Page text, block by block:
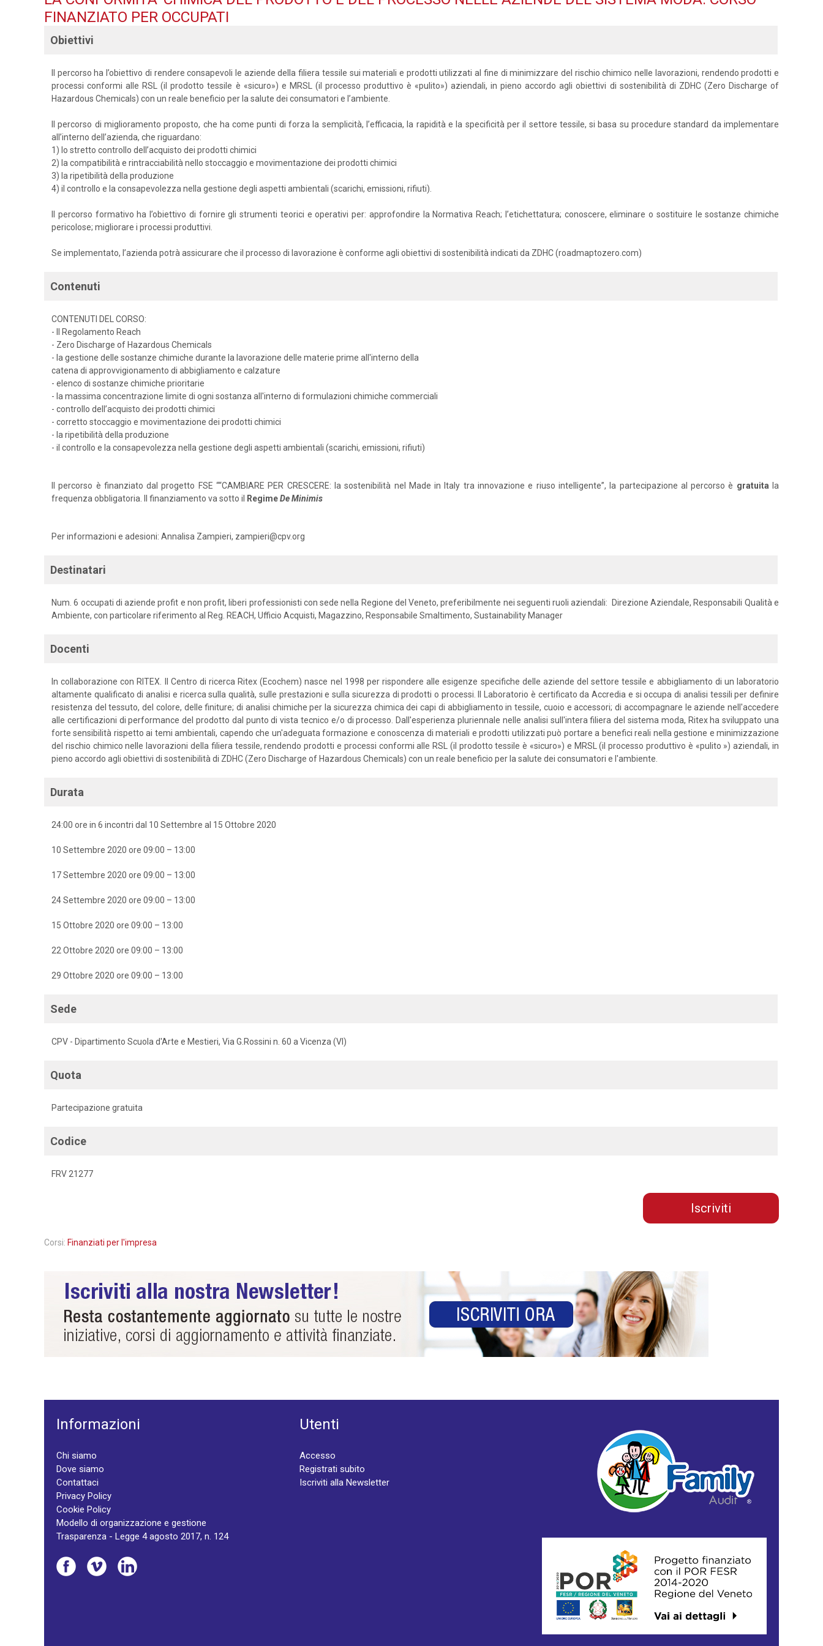
FINANZIATO PER OCCUPATI
Obiettivi
Il percorso ha l’obiettivo di rendere consapevoli le aziende della filiera tessile sui materiali e prodotti utilizzati al fine di minimizzare del rischio chimico nelle lavorazioni, rendendo prodotti e
processi conformi alle RSL (il prodotto tessile è «sicuro») e MRSL (il processo produttivo è «pulito») aziendali, in pieno accordo agli obiettivi di sostenibilità di ZDHC (Zero Discharge of
Hazardous Chemicals) con un reale beneficio per la salute dei consumatori e l’ambiente.
Il percorso di miglioramento proposto, che ha come punti di forza la semplicità, l’efficacia, la rapidità e la specificità per il settore tessile, si basa su procedure standard da implementare
all’interno dell’azienda, che riguardano:
1) lo stretto controllo dell’acquisto dei prodotti chimici
2) la compatibilità e rintracciabilità nello stoccaggio e movimentazione dei prodotti chimici
3) la ripetibilità della produzione
4) il controllo e la consapevolezza nella gestione degli aspetti ambientali (scarichi, emissioni, rifiuti).
Il percorso formativo ha l’obiettivo di fornire gli strumenti teorici e operativi per: approfondire la Normativa Reach; l’etichettatura; conoscere, eliminare o sostituire le sostanze chimiche
pericolose; migliorare i processi produttivi.
Se implementato, l’azienda potrà assicurare che il processo di lavorazione è conforme agli obiettivi di sostenibilità indicati da ZDHC (roadmaptozero.com)
Contenuti
CONTENUTI DEL CORSO:
- Il Regolamento Reach
- Zero Discharge of Hazardous Chemicals
- la gestione delle sostanze chimiche durante la lavorazione delle materie prime all'interno della
catena di approvvigionamento di abbigliamento e calzature
- elenco di sostanze chimiche prioritarie
- la massima concentrazione limite di ogni sostanza all'interno di formulazioni chimiche commerciali
- controllo dell’acquisto dei prodotti chimici
- corretto stoccaggio e movimentazione dei prodotti chimici
- la ripetibilità della produzione
- il controllo e la consapevolezza nella gestione degli aspetti ambientali (scarichi, emissioni, rifiuti)
Il percorso è finanziato dal progetto FSE ““CAMBIARE PER CRESCERE: la sostenibilità nel Made in Italy tra innovazione e riuso intelligente”, la partecipazione al percorso è gratuita la
frequenza obbligatoria. Il finanziamento va sotto il
RegimeDeMinimis
Per informazioni e adesioni: Annalisa Zampieri, zampieri@cpv.org
Destinatari
Num. 6 occupati di aziende profit e non profit, liberi professionisti con sede nella Regione del Veneto, preferibilmente nei seguenti ruoli aziendali: Direzione Aziendale, Responsabili Qualità e
Ambiente, con particolare riferimento al Reg. REACH, Ufficio Acquisti, Magazzino, Responsabile Smaltimento, Sustainability Manager
Docenti
In collaborazione con RITEX. Il Centro di ricerca Ritex (Ecochem) nasce nel 1998 per rispondere alle esigenze specifiche delle aziende del settore tessile e abbigliamento di un laboratorio
altamente qualificato di analisi e ricerca sulla qualità, sulle prestazioni e sulla sicurezza di prodotti o processi. Il Laboratorio è certificato da Accredia e si occupa di analisi tessili per definire
resistenza del tessuto, del colore, delle finiture; di analisi chimiche per la sicurezza chimica dei capi di abbigliamento in tessile, cuoio e accessori; di accompagnare le aziende nell'accedere
alle certificazioni di performance del prodotto dal punto di vista tecnico e/o di processo. Dall'esperienza pluriennale nelle analisi sull'intera filiera del sistema moda, Ritex ha sviluppato una
forte sensibilità rispetto ai temi ambientali, capendo che un'adeguata formazione e conoscenza di materiali e prodotti utilizzati può portare a benefici reali nella gestione e minimizzazione
del rischio chimico nelle lavorazioni della filiera tessile, rendendo prodotti e processi conformi alle RSL (il prodotto tessile è «sicuro») e MRSL (il processo produttivo è «pulito ») aziendali, in
pieno accordo agli obiettivi di sostenibilità di ZDHC (Zero Discharge of Hazardous Chemicals) con un reale beneficio per la salute dei consumatori e l'ambiente.
Durata
24:00 ore in 6 incontri dal 10 Settembre al 15 Ottobre 2020
10 Settembre 2020 ore 09:00 – 13:00
17 Settembre 2020 ore 09:00 – 13:00
24 Settembre 2020 ore 09:00 – 13:00
15 Ottobre 2020 ore 09:00 – 13:00
22 Ottobre 2020 ore 09:00 – 13:00
29 Ottobre 2020 ore 09:00 – 13:00
Sede
CPV - Dipartimento Scuola d'Arte e Mestieri, Via G.Rossini n. 60 a Vicenza (VI)
Quota
Partecipazione gratuita
Codice
FRV 21277
Iscriviti
Corsi: Finanziati per l'impresa
Informazioni
Chi siamo
Dove siamo
Contattaci
Privacy Policy
Cookie Policy
Modello di organizzazione e gestione
Trasparenza - Legge 4 agosto 2017, n. 124
Utenti
Accesso
Registrati subito
Iscriviti alla Newsletter